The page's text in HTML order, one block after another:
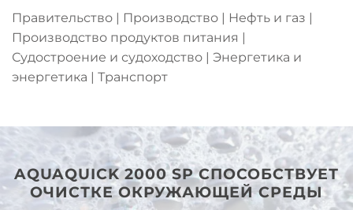
Правительство | Производство | Нефть и газ |
Производство продуктов питания |
Судостроение и судоходство | Энергетика и
энергетика | Транспорт
AQUAQUICK 2000 SP СПОСОБСТВУЕТ
ОЧИСТКЕ ОКРУЖАЮЩЕЙ СРЕДЫ